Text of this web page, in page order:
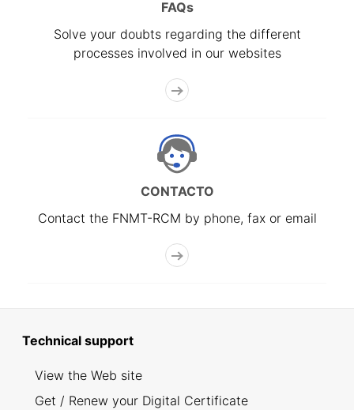
FAQs
Solve your doubts regarding the different
processes involved in our websites
CONTACTO
Contact the FNMT-RCM by phone, fax or email
Technical support
View the Web site
Get / Renew your Digital Certificate